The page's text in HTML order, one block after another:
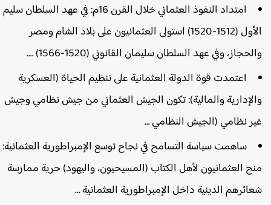
امتداد النفوذ العثماني خلال القرن 16م: في عهد السلطان سليم
الأول (1512-1520) استولى العثمانيون على بلاد الشام ومصر
وفي عهد السلطان سليمان القانوني (1520-1566) ….
اعتمدت قوة الدولة العثمانية على تنظيم الحياة (العسكرية
والمالية): تكون الجيش العثماني من جيش نظامي وجيش
نظامي (الجيش النظامي …
ساهمت سياسة التسامح في نجاح توسع الإمبراطورية العثمانية:
العثمانيون لأهل الكتاب (المسيحيون، واليهود) حرية ممارسة
الدينية داخل الإمبراطورية العثمانية …